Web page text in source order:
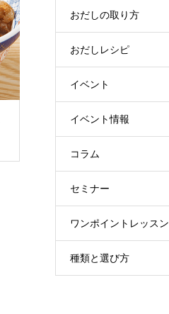
おだしの取り方
おだしレシピ
イベント
イベント情報
コラム
セミナー
ワンポイントレッスン
種類と選び方